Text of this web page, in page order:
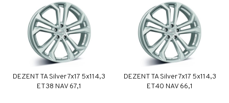
DEZENT TA Silver 7x17 5x114,3
ET38 NAV 67,1
DEZENT TA Silver 7x17 5x114,3
ET40 NAV 66,1